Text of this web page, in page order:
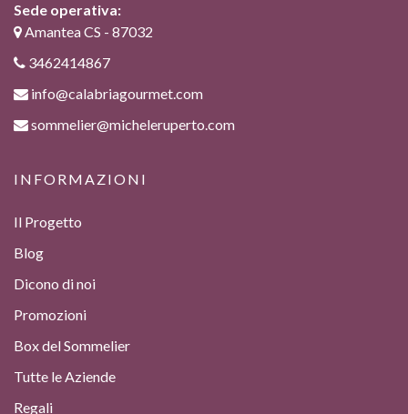
Sede operativa:
Amantea CS - 87032
3462414867
info@calabriagourmet.com
sommelier@micheleruperto.com
INFORMAZIONI
Il Progetto
Blog
Dicono di noi
Promozioni
Box del Sommelier
Tutte le Aziende
Regali